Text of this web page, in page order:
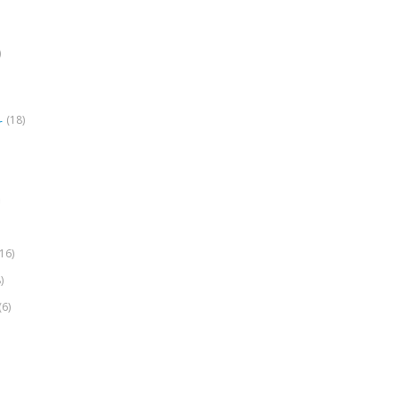
(18)
(6)